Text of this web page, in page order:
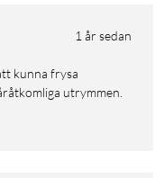
1 år sedan
utrymmen.